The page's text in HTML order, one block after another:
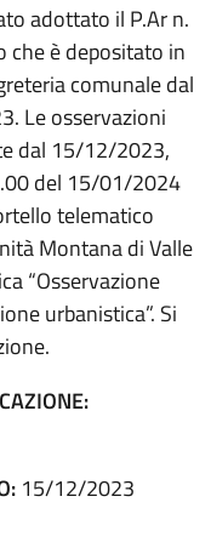
adottato il P.Ar n.
che è depositato in
comunale dal
Le osservazioni
dal 15/12/2023,
del 15/01/2024
telematico
Montana di Valle
“Osservazione
urbanistica”. Si
15/12/2023